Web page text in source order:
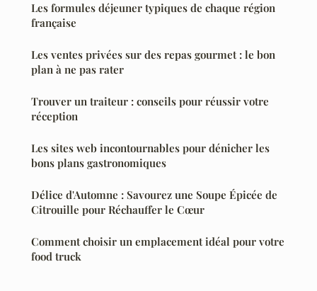
Les formules déjeuner typiques de chaque région
française
Les ventes privées sur des repas gourmet : le bon
plan à ne pas rater
Trouver un traiteur : conseils pour réussir votre
réception
Les sites web incontournables pour dénicher les
bons plans gastronomiques
Délice d'Automne : Savourez une Soupe Épicée de
Citrouille pour Réchauffer le Cœur
Comment choisir un emplacement idéal pour votre
food truck